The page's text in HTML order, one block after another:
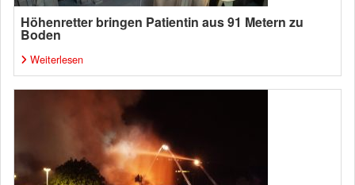
Höhenretter bringen Patientin aus 91 Metern zu
Boden
Weiterlesen